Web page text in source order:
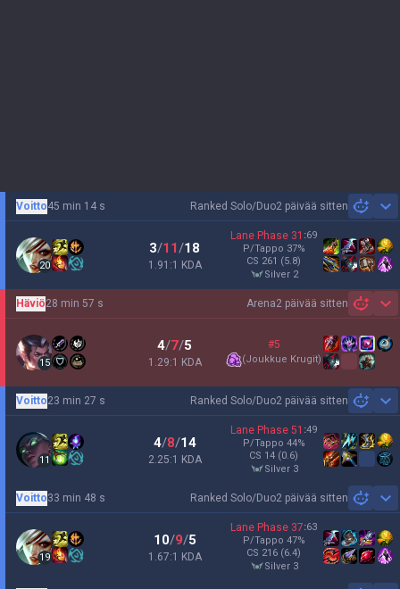
Ranked Solo/Duo2 päivää sitten
Voitto45 min 14 s
20
3/11/18
1.91:1 KDA
Lane Phase 31 :69
P/Tappo 37%
CS 261 (5.8)
silver 2
Arena2 päivää sitten
Häviö28 min 57 s
15
4/7/5
1.29:1 KDA
#5
(Joukkue Krugit)
Ranked Solo/Duo2 päivää sitten
Voitto23 min 27 s
11
4/8/14
2.25:1 KDA
Lane Phase 51 :49
P/Tappo 44%
CS 14 (0.6)
silver 3
Ranked Solo/Duo2 päivää sitten
Voitto33 min 48 s
19
10/9/5
1.67:1 KDA
Lane Phase 37:63
P/Tappo 47%
CS 216 (6.4)
silver 3